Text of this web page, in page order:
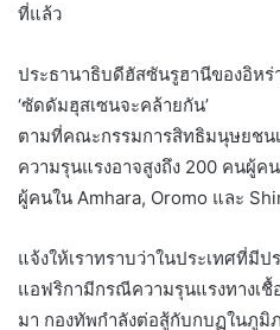
ที่แล้ว
ประธานาธิบดีฮัสซันรูฮานีของอิห
‘ซัดดัมฮุสเซนจะคล้ายกัน’
ตามที่คณะกรรมการสิทธิมนุษยชน
ความรุนแรงอาจสูงถึง 200 คนผู้ค
ผู้คนใน Amhara, Oromo และ
แจ้งให้เราทราบว่าในประเทศที่มี
แอฟริกามีกรณีความรุนแรงทางเ
มา กองทัพกำลังต่อสู้กับกบฏในภูมิ